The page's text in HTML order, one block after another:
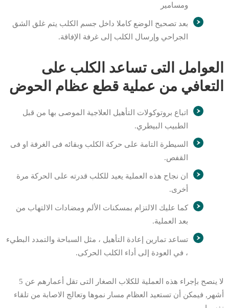
ومسامير
بعد تصحيح الوضع كاملا داخل جسم الكلب يتم غلق الشق
الجراحي وإرسال الكلب إلى غرفة الإفاقة.
العوامل التى تساعد الكلب على
التعافي من عملية قطع عظام الحوض
اتباع بروتوكولات التأهيل العلاجية الموصى بها من قبل
الطبيب البيطري.
السيطرة التامة على حركة الكلب وبقائه فى الغرفة او فى
القفص.
ان نجاح هذه العملية يعيد للكلب قدرته على الحركة مرة
أخرى.
كما عليك الالتزام بمسكنات الألم ومضادات الالتهاب من
بعد العملية.
تساعد تمارين إعادة التأهيل ، مثل السباحة والتمدد البطيء
، في العودة إلى أداء الكلب الحركى.
لا ينصح بإجراء هذه العملية للكلاب الصغار التى تقل أعمارهم عن 5
أشهر, فيمكن أن تستعيد العظام مسار نموها وتعالج الاصابة من تلقاء